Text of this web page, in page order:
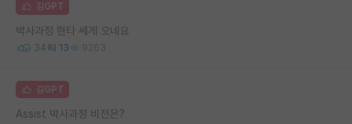
김GPT
박사과정 현타 쎄게 오네요
34 13 9263
김GPT
Assist 박사과정 비전은?